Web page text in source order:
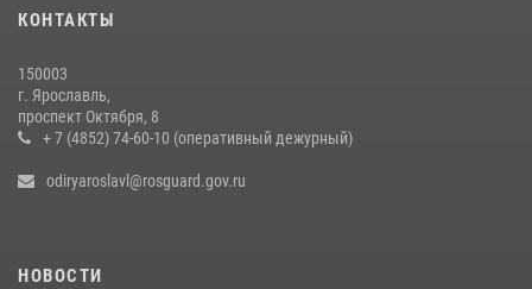
мотоциклисту в Ярославле
Центральный округ Росгвардии отмечает 105-летие
15 июля 2026, 11:06
КОНТАКТЫ
150003
г. Ярославль,
проспект Октября, 8
+ 7 (4852) 74-60-10 (оперативный дежурный)
odiryaroslavl@rosguard.gov.ru
НОВОСТИ